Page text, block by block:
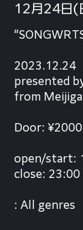
12月24日(
2023.12.24
presented
from
Door:
open/start:
close: 23:00
: All genres